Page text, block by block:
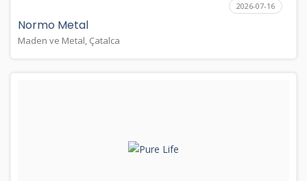
2026-07-16
Normo Metal
Maden ve Metal, Çatalca